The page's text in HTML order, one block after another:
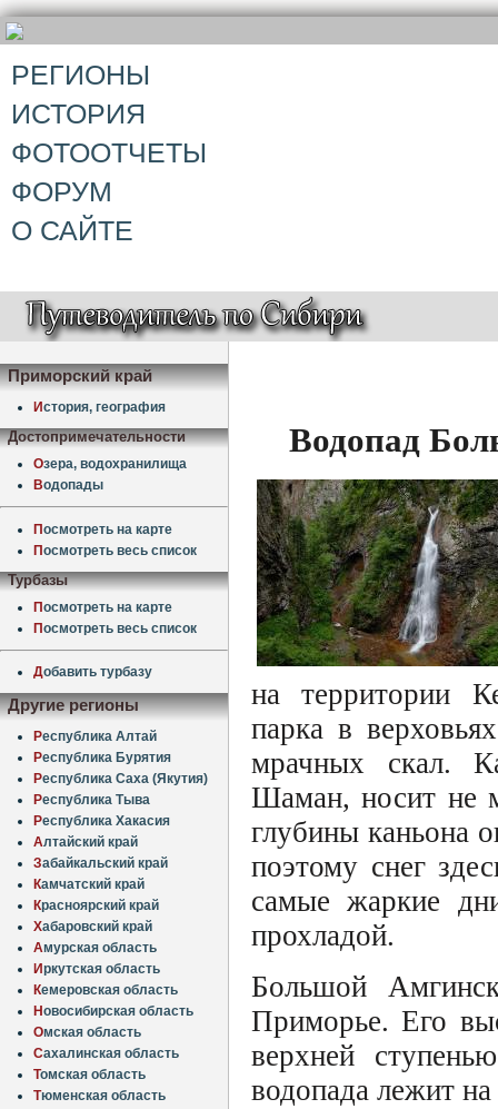
РЕГИОНЫ
ИСТОРИЯ
ФОТООТЧЕТЫ
ФОРУМ
О САЙТЕ
Приморский край
История, география
Достопримечательности
Озера, водохранилища
Водопады
Посмотреть на карте
Посмотреть весь список
Турбазы
Посмотреть на карте
Посмотреть весь список
Добавить турбазу
Другие регионы
Республика Алтай
Республика Бурятия
Республика Саха (Якутия)
Республика Тыва
Республика Хакасия
Алтайский край
Забайкальский край
Камчатский край
Красноярский край
Хабаровский край
Амурская область
Иркутская область
Кемеровская область
Новосибирская область
Омская область
Сахалинская область
Томская область
Тюменская область
Водопад
на территории
парка в
мрачных скал.
Шаман, носит не
глубины каньона
поэтому снег
самые жаркие
прохладой.
Большой
Приморье. Его
верхней
водопада лежит